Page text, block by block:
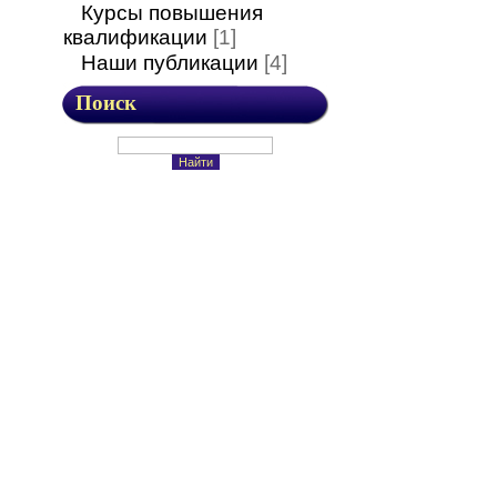
Курсы повышения
квалификации [1]
Наши публикации [4]
Поиск